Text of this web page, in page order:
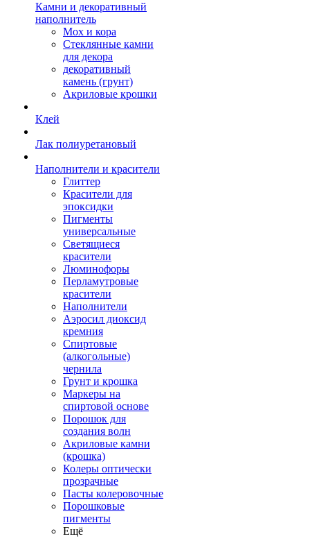
Камни и декоративный
наполнитель
Мох и кора
Стеклянные камни
для декора
декоративный
камень (грунт)
Акриловые крошки
Клей
Лак полиуретановый
Наполнители и красители
Глиттер
Красители для
эпоксидки
Пигменты
универсальные
Светящиеся
красители
Люминофоры
Перламутровые
красители
Наполнители
Аэросил диоксид
кремния
Спиртовые
(алкогольные)
чернила
Грунт и крошка
Маркеры на
спиртовой основе
Порошок для
создания волн
Акриловые камни
(крошка)
Колеры оптически
прозрачные
Пасты колеровочные
Порошковые
пигменты
Ещё